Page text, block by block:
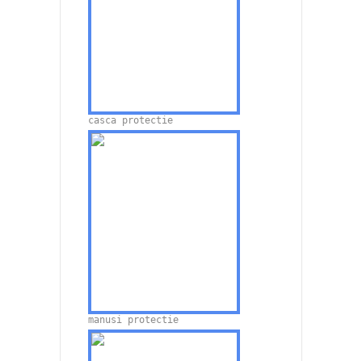
casca protectie
manusi protectie